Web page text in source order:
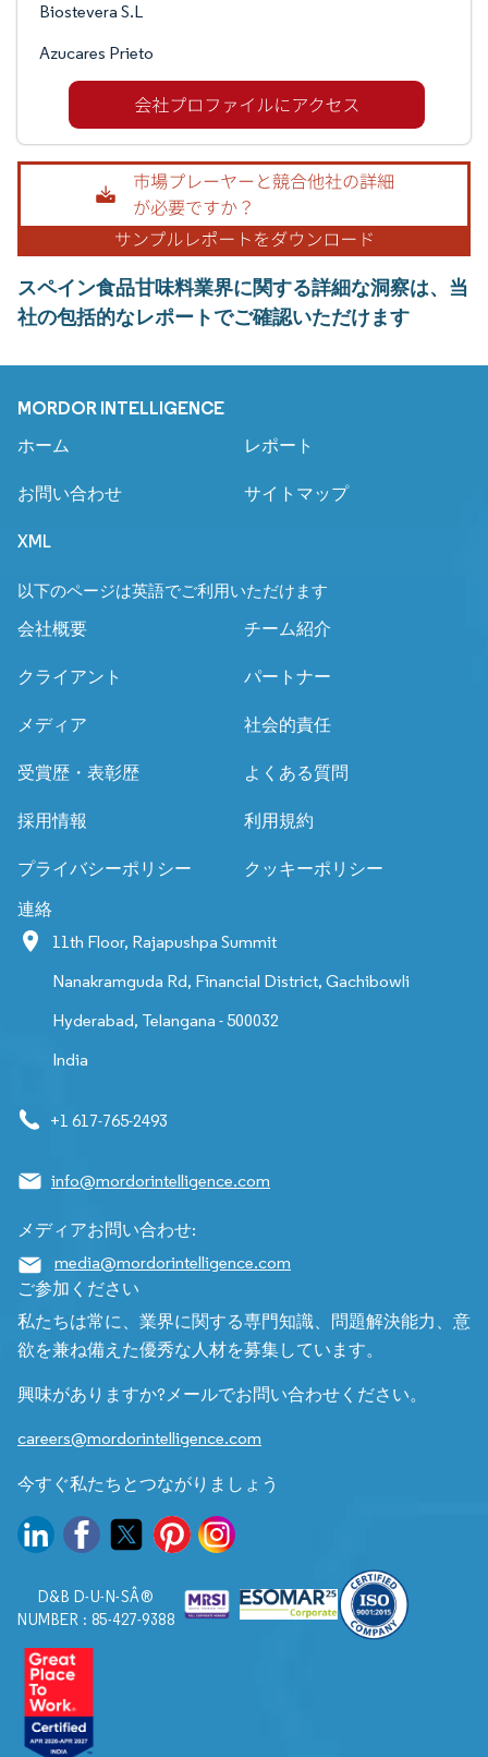
Biostevera S.L
Azucares Prieto
スペイン食品甘味料業界に関する詳細な洞察は、当
社の包括的なレポートでご確認いただけます
MORDOR INTELLIGENCE
ホーム レポート
お問い合わせ サイトマップ
XML
以下のページは英語でご利用いただけます
会社概要 チーム紹介
クライアント パートナー
メディア 社会的責任
受賞歴・表彰歴 よくある質問
採用情報 利用規約
プライバシーポリシー クッキーポリシー
連絡
11th Floor, Rajapushpa Summit
Nanakramguda Rd, Financial District, Gachibowli
Hyderabad, Telangana - 500032
India
+1 617-765-2493
info@mordorintelligence.com
メディアお問い合わせ:
media@mordorintelligence.com
ご参加ください
私たちは常に、業界に関する専門知識、問題解決能力、意
欲を兼ね備えた優秀な人材を募集しています。
興味がありますか?メールでお問い合わせください。
careers@mordorintelligence.com
今すぐ私たちとつながりましょう
D&B D-U-N-SÂ®
NUMBER : 85-427-9388